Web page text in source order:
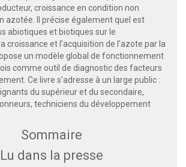
croissance en condition non
azotée. Il précise également quel est
abiotiques et biotiques sur le
croissance et l'acquisition de l'azote par la
un modèle global de fonctionnement
comme outil de diagnostic des facteurs
Ce livre s'adresse à un large public :
du supérieur et du secondaire,
techniciens du développement
Sommaire
Lu dans la presse